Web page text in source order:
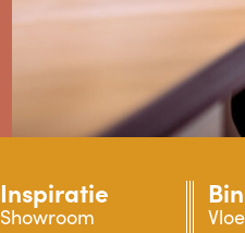
Inspiratie
Showroom